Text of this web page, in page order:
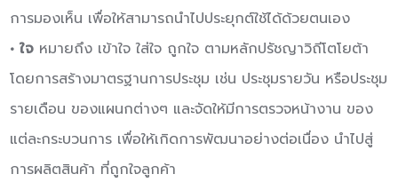
การมองเห็น เพื่อให้สามารถนำไปประยุกต์ใช้ได้ด้วยตนเอง
• ใจ หมายถึง เข้าใจ ใส่ใจ ถูกใจ ตามหลักปรัชญาวิถีโตโยต้า
โดยการสร้างมาตรฐานการประชุม เช่น ประชุมรายวัน หรือประชุม
รายเดือน ของแผนกต่างๆ และจัดให้มีการตรวจหน้างาน ของ
แต่ละกระบวนการ เพื่อให้เกิดการพัฒนาอย่างต่อเนื่อง นำไปสู่
การผลิตสินค้า ที่ถูกใจลูกค้า